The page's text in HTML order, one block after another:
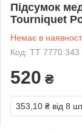
Підсумок
Tourniquet
Немає в
Код: TT 7770.343
520 ₴
353,10 ₴ від 8